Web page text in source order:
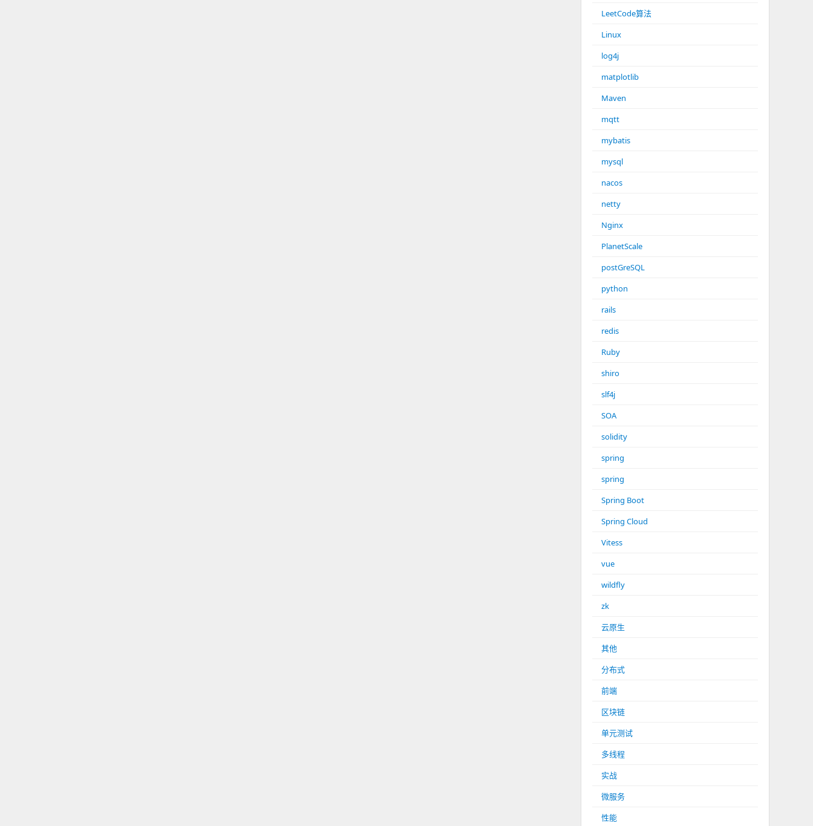
LeetCode算法
Linux
log4j
matplotlib
Maven
mqtt
mybatis
mysql
nacos
netty
Nginx
PlanetScale
postGreSQL
python
rails
redis
Ruby
shiro
slf4j
SOA
solidity
spring
spring
Spring Boot
Spring Cloud
Vitess
vue
wildfly
zk
云原生
其他
分布式
前端
区块链
单元测试
多线程
实战
微服务
性能